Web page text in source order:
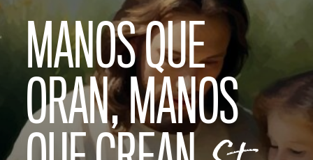
MANOS QUE
ORAN, MANOS